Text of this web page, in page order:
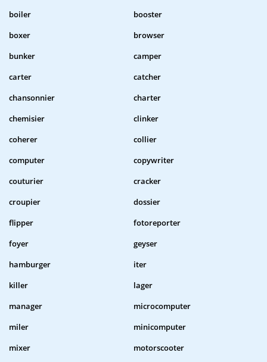
boiler
booster
boxer
browser
bunker
camper
carter
catcher
chansonnier
charter
chemisier
clinker
coherer
collier
computer
copywriter
couturier
cracker
croupier
dossier
flipper
fotoreporter
foyer
geyser
hamburger
iter
killer
lager
manager
microcomputer
miler
minicomputer
mixer
motorscooter